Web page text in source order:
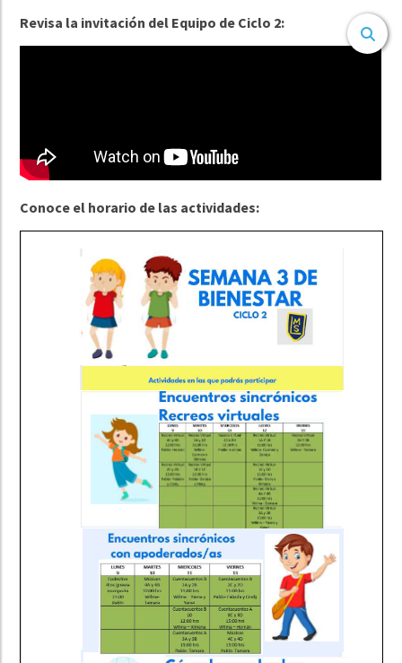
Revisa la invitación del Equipo de Ciclo 2:
Conoce el horario de las actividades: